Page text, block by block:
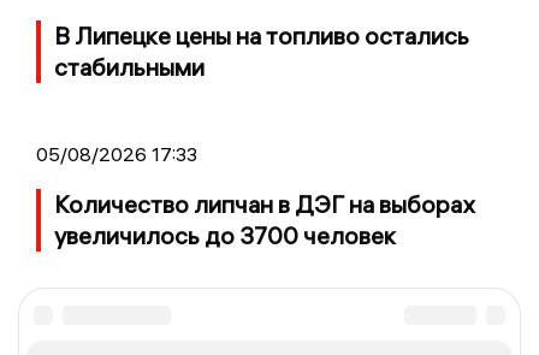
В Липецке цены на топливо остались
стабильными
05/08/2026 17:33
Количество липчан в ДЭГ на выборах
увеличилось до 3700 человек